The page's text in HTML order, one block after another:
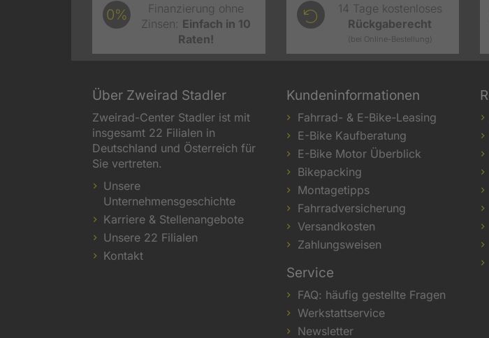
0%
Finanzierung ohne
Zinsen: Einfach in 10
Raten!
14 Tage kostenloses
Rückgaberecht
(bei Online-Bestellung)
Über Zweirad Stadler
Zweirad-Center Stadler ist mit
insgesamt 22 Filialen in
Deutschland und Österreich für
Sie vertreten.
Unsere
Unternehmensgeschichte
Karriere & Stellenangebote
Unsere 22 Filialen
Kontakt
Kundeninformationen
Fahrrad- & E-Bike-Leasing
E-Bike Kaufberatung
E-Bike Motor Überblick
Bikepacking
Montagetipps
Fahrradversicherung
Versandkosten
Zahlungsweisen
Service
FAQ: häufig gestellte Fragen
Werkstattservice
Newsletter